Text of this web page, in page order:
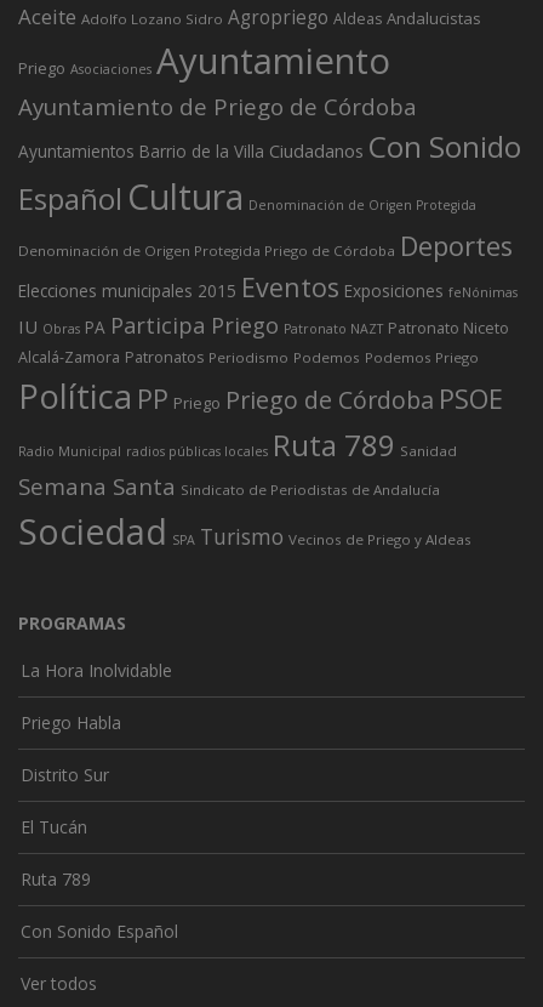
Aceite Adolfo Lozano Sidro Agropriego Aldeas Andalucistas
Priego Asociaciones Ayuntamiento
Ayuntamiento de Priego de Córdoba
Ayuntamientos Barrio de la Villa Ciudadanos Con Sonido
Español Cultura Denominación de Origen Protegida
Denominación de Origen Protegida Priego de Córdoba Deportes
Elecciones municipales 2015 Eventos Exposiciones feNónimas
IU Obras PA Participa Priego Patronato NAZT Patronato Niceto
Alcalá-Zamora Patronatos Periodismo Podemos Podemos Priego
Política PP Priego Priego de Córdoba PSOE
Radio Municipal radios públicas locales Ruta 789 Sanidad
Semana Santa Sindicato de Periodistas de Andalucía
Sociedad SPA Turismo Vecinos de Priego y Aldeas
PROGRAMAS
La Hora Inolvidable
Priego Habla
Distrito Sur
El Tucán
Ruta 789
Con Sonido Español
Ver todos